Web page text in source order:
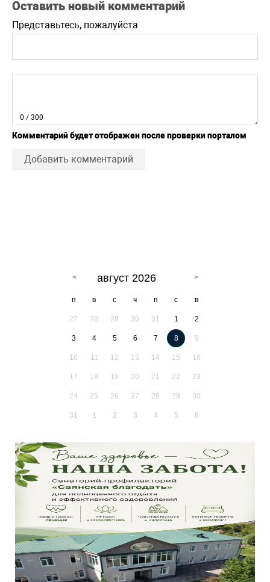
Оставить новый комментарий
Представьтесь, пожалуйста
0 / 300
Комментарий будет отображен после проверки порталом
Добавить комментарий
август 2026
п в с ч п с в
27 28 29 30 31 1 2
3 4 5 6 7 8 9
10 11 12 13 14 15 16
17 18 19 20 21 22 23
24 25 26 27 28 29 30
31 1 2 3 4 5 6